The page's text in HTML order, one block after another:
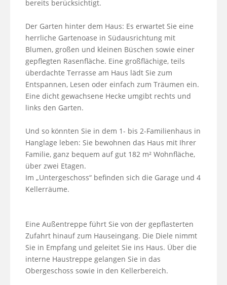
bereits berücksichtigt.
Der Garten hinter dem Haus: Es erwartet Sie eine
herrliche Gartenoase in Südausrichtung mit
Blumen, großen und kleinen Büschen sowie einer
gepflegten Rasenfläche. Eine großflächige, teils
überdachte Terrasse am Haus lädt Sie zum
Entspannen, Lesen oder einfach zum Träumen ein.
Eine dicht gewachsene Hecke umgibt rechts und
links den Garten.
Und so könnten Sie in dem 1- bis 2-Familienhaus in
Hanglage leben: Sie bewohnen das Haus mit Ihrer
Familie, ganz bequem auf gut 182 m² Wohnfläche,
über zwei Etagen.
Im „Untergeschoss“ befinden sich die Garage und 4
Kellerräume.
Eine Außentreppe führt Sie von der gepflasterten
Zufahrt hinauf zum Hauseingang. Die Diele nimmt
Sie in Empfang und geleitet Sie ins Haus. Über die
interne Haustreppe gelangen Sie in das
Obergeschoss sowie in den Kellerbereich.